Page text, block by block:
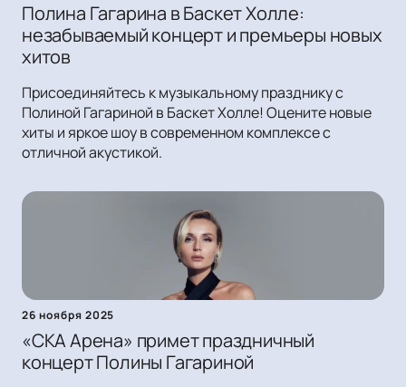
Полина Гагарина в Баскет Холле:
незабываемый концерт и премьеры новых
хитов
Присоединяйтесь к музыкальному празднику с
Полиной Гагариной в Баскет Холле! Оцените новые
хиты и яркое шоу в современном комплексе с
отличной акустикой.
26 ноября 2025
«СКА Арена» примет праздничный
концерт Полины Гагариной